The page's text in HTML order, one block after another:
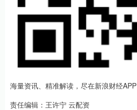
海量资讯、精准解读，尽在新浪财经APP
责任编辑：王许宁 云配资